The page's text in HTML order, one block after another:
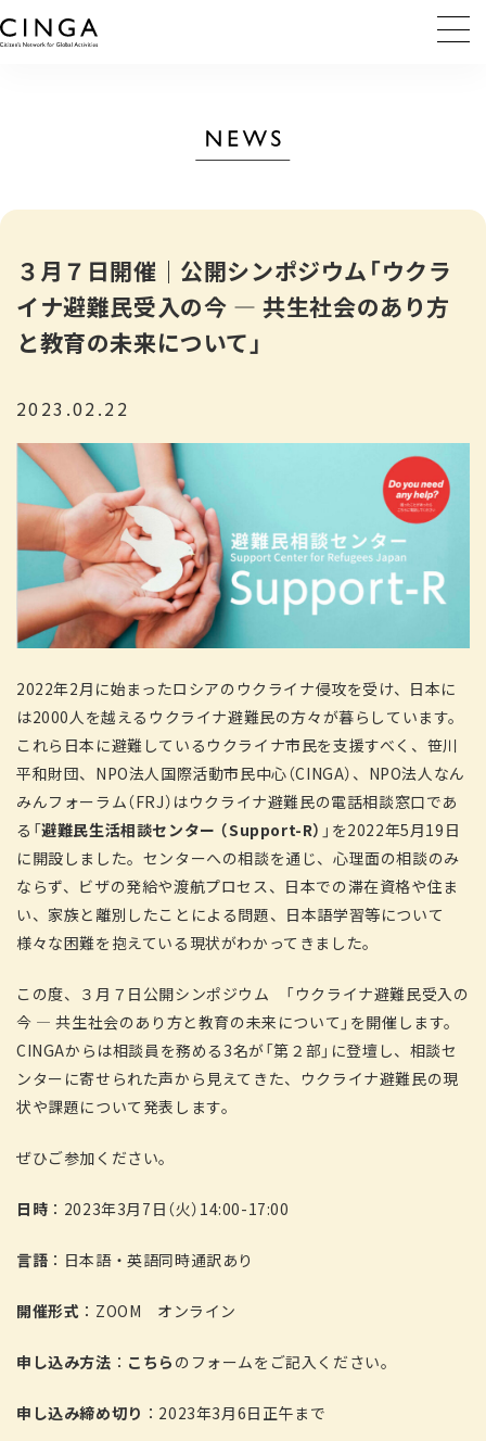
３月７日開催｜公開シンポジウム「ウクラ
イナ避難民受入の今 ― 共生社会のあり方
と教育の未来について」
2023.02.22
2022年2月に始まったロシアのウクライナ侵攻を受け、日本に
は2000人を越えるウクライナ避難民の方々が暮らしています。
これら日本に避難しているウクライナ市民を支援すべく、笹川
平和財団、NPO法人国際活動市民中心（CINGA）、NPO法人なん
みんフォーラム（FRJ）はウクライナ避難民の電話相談窓口であ
る「避難民生活相談センター （Support-R） 」を2022年5月19日
に開設しました。センターへの相談を通じ、心理面の相談のみ
ならず、ビザの発給や渡航プロセス、日本での滞在資格や住ま
い、家族と離別したことによる問題、日本語学習等について
様々な困難を抱えている現状がわかってきました。
この度、３月７日公開シンポジウム 「ウクライナ避難民受入の
今 ― 共生社会のあり方と教育の未来について」を開催します。
CINGAからは相談員を務める3名が「第２部」に登壇し、相談セ
ンターに寄せられた声から見えてきた、ウクライナ避難民の現
状や課題について発表します。
ぜひご参加ください。
日時 ：2023年3月7日（火）14:00-17:00
言語 ：日本語・英語同時通訳あり
開催形式 ：ZOOM オンライン
申し込み方法 ： こ ちら のフォームをご記入ください。
申し込み締め切り ：2023年3月6日正午まで